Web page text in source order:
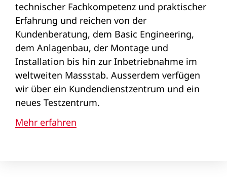
technischer Fachkompetenz und praktischer
Erfahrung und reichen von der
Kundenberatung, dem Basic Engineering,
dem Anlagenbau, der Montage und
Installation bis hin zur Inbetriebnahme im
weltweiten Massstab. Ausserdem verfügen
wir über ein Kundendienstzentrum und ein
neues Testzentrum.
Mehr erfahren